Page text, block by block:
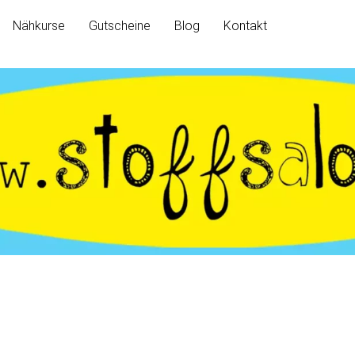
Nähkurse Gutscheine Blog Kontakt